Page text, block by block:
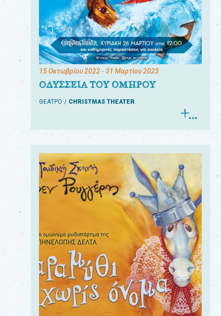
15 Οκτωβρίου 2022- 31 Μαρτίου 2023
ΟΔΥΣΣΕΙΑ ΤΟΥ ΟΜΗΡΟΥ
ΘΕΑΤΡΟ CHRISTMAS THEATER